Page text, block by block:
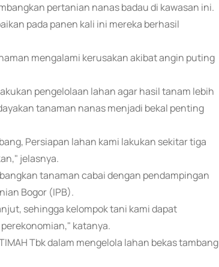
pertanian nanas badau di kawasan ini.
pada panen kali ini mereka berhasil
mengalami kerusakan akibat angin puting
pengelolaan lahan agar hasil tanam lebih
tanaman nanas menjadi bekal penting
Persiapan lahan kami lakukan sekitar tiga
jelasnya.
tanaman cabai dengan pendampingan
Bogor (IPB).
sehingga kelompok tani kami dapat
katanya.
Tbk dalam mengelola lahan bekas tambang